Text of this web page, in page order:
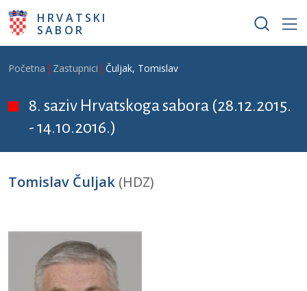
Skoči na glavni sadržaj
HRVATSKI
SABOR
Breadcrumb
Početna Zastupnici Čuljak, Tomislav
8. saziv Hrvatskoga sabora (28.12.2015.
- 14.10.2016.)
Tomislav Čuljak (HDZ)